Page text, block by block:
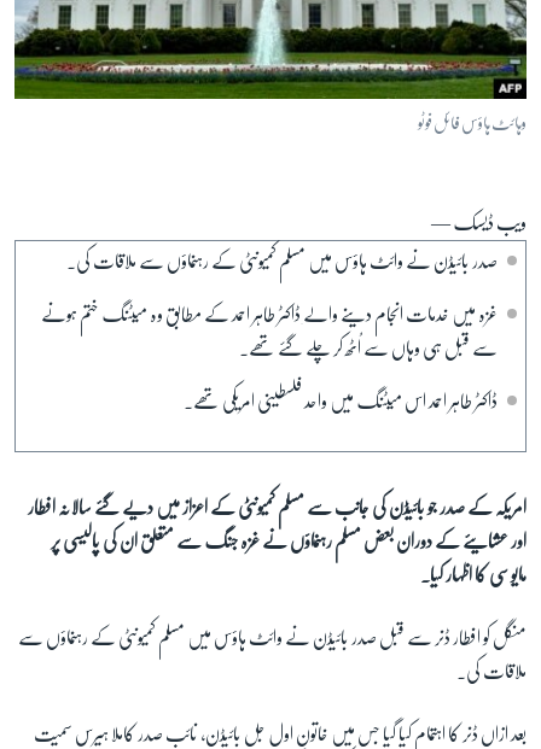
آرٹ
آزادیٔ صحافت
سائنس و ٹیکنالوجی
ویڈیوز
اسپیشل کوریج
FOLLOW US
زبان
وہائٹ ہاؤس فائل فوٹو
ویب ڈیسک —
صدر بائیڈن نے وائٹ ہاؤس میں مسلم کمیونٹی کے رہنماؤں سے ملاقات کی۔
غزہ میں خدمات انجام دینے والے ڈاکٹر طاہر احمد کے مطابق وہ میٹنگ ختم ہونے
سے قبل ہی وہاں سے اُٹھ کر چلے گئے تھے۔
ڈاکٹر طاہر احمد اس میٹنگ میں واحد فلسطینی امریکی تھے۔
امریکہ کے صدر جو بائیڈن کی جانب سے مسلم کمیونٹی کے اعزاز میں دیے گئے سالانہ افطار
اور عشایئے کے دوران بعض مسلم رہنماؤں نے غزہ جنگ سے متعلق ان کی پالیسی پر
مایوسی کا اظہار کیا۔
منگل کو افطار ڈنر سے قبل صدر بائیڈن نے وائٹ ہاؤس میں مسلم کمیونٹی کے رہنماؤں سے
ملاقات کی۔
بعد ازاں ڈنر کا اہتمام کیا گیا جس میں خاتونِ اول جل بائیڈن، نائب صدر کاملا ہیرس سمیت